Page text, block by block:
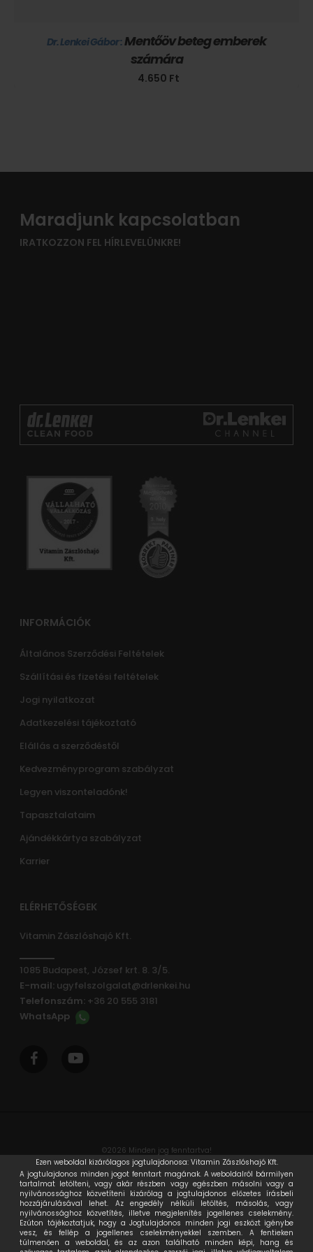
Dr. Lenkei Gábor :Mentőöv beteg emberek
számára
4.650 Ft
Maradjunk kapcsolatban
IRATKOZZON FEL HÍRLEVELÜNKRE!
INFORMÁCIÓK
Általános Szerződési Feltételek
Szállítási és fizetési feltételek
Jogi nyilatkozat
Adatkezelési tájékoztató
Elállás a szerződéstől
Kedvezményprogram szabályzat
Legyen viszonteladónk!
Tapasztalataim
Ajándékkártya szabályzat
Karrier
ELÉRHETŐSÉGEK
Vitamin Zászlóshajó Kft.
1085 Budapest, József krt. 8. 3/5.
E-mail: ugyfelszolgalat@drlenkei.hu
Telefonszám: +36 20 555 3181
WhatsApp
facebookyoutube
©2026 Minden jog fenntartva!
Ezen weboldal kizárólagos jogtulajdonosa: Vitamin Zászlóshajó Kft.
A jogtulajdonos minden jogot fenntart magának. A weboldalról bármilyen
tartalmat letölteni, vagy akár részben vagy egészben másolni vagy a
nyilvánossághoz közvetíteni kizárólag a jogtulajdonos előzetes írásbeli
hozzájárulásával lehet. Az engedély nélküli letöltés, másolás, vagy
nyilvánossághoz közvetítés, illetve megjelenítés jogellenes cselekmény.
Ezúton tájékoztatjuk, hogy a Jogtulajdonos minden jogi eszközt igénybe
vesz, és fellép a jogellenes cselekményekkel szemben. A fentieken
túlmenően a weboldal, és az azon található minden képi, hang és